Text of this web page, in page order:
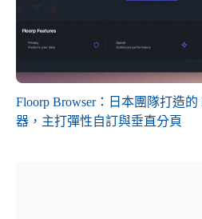
Floorp Browser：日本團隊打造
器，主打彈性自訂與垂直分頁